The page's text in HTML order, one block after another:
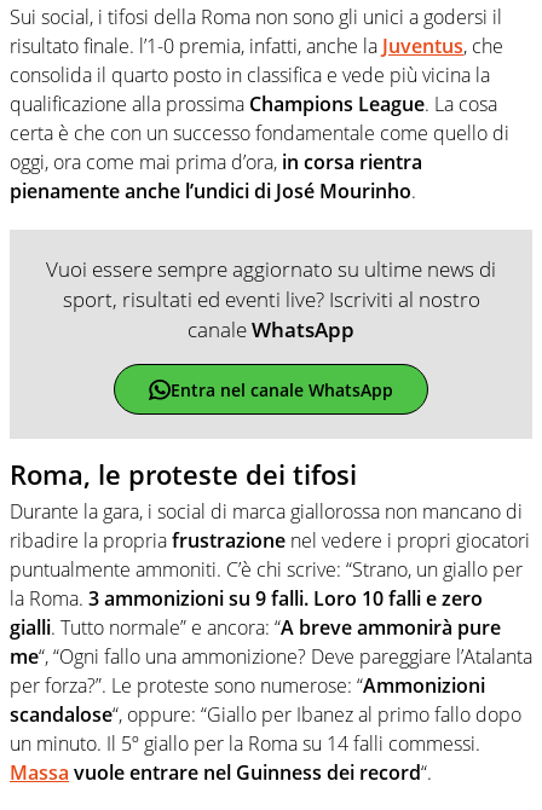
Sui social, i tifosi della Roma non sono gli unici a godersi il
risultato finale. l’1-0 premia, infatti, anche la Juventus, che
consolida il quarto posto in classifica e vede più vicina la
qualificazione alla prossima Champions League. La cosa
certa è che con un successo fondamentale come quello di
oggi, ora come mai prima d’ora, in corsa rientra
pienamente anche l’undici di José Mourinho.
Vuoi essere sempre aggiornato su ultime news di
sport, risultati ed eventi live? Iscriviti al nostro
canaleWhatsApp
Entra nel canale WhatsApp
Roma, le proteste dei tifosi
Durante la gara, i social di marca giallorossa non mancano di
ribadire la propriafrustrazione nel vedere i propri giocatori
puntualmente ammoniti. C’è chi scrive: “Strano, un giallo per
la Roma. 3 ammonizioni su 9 falli. Loro 10 falli e zero
gialli. Tutto normale” e ancora: “A breve ammonirà pure
me“, “Ogni fallo una ammonizione? Deve pareggiare l’Atalanta
per forza?”. Le proteste sono numerose: “Ammonizioni
scandalose“, oppure: “Giallo per Ibanez al primo fallo dopo
un minuto. Il 5º giallo per la Roma su 14 falli commessi.
Massa vuole entrare nel Guinness dei record“.